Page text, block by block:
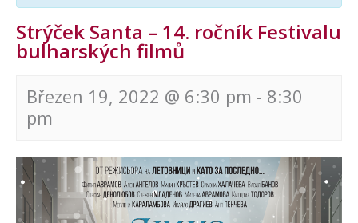
Strýček Santa – 14. ročník Festivalu
bulharských filmů
Březen 19, 2022 @ 6:30 pm - 8:30
pm
Navigace
pro
akce